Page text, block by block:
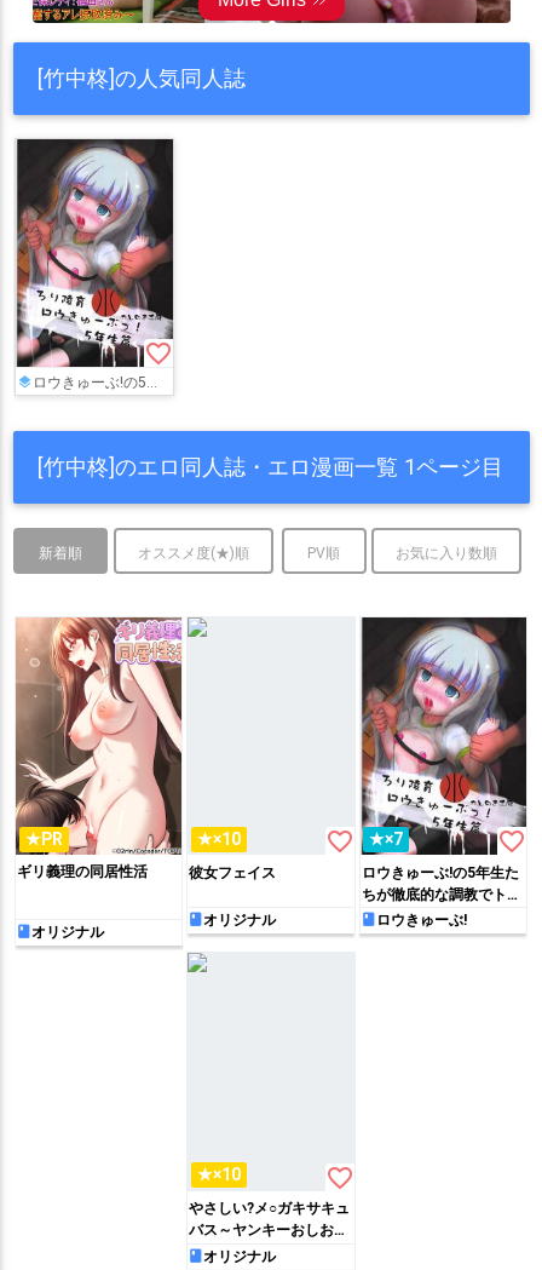
[竹中柊]の人気同人誌
favorite_border
ロウきゅーぶ!の5年生たちが徹底的な調教でトロ顔を隠せない。
[竹中柊]のエロ同人誌・エロ漫画一覧 1ページ目
新着順 オススメ度(★)順 PV順 お気に入り数順
★PR
ギリ義理の同居性活
オリジナル
★×10 favorite_border
彼女フェイス
オリジナル
★×7 favorite_border
ロウきゅーぶ!の5年生た
ちが徹底的な調教でトロ
顔を隠せない。
ロウきゅーぶ!
★×10 favorite_border
やさしい?メ○ガキサキュ
バス～ヤンキーおしおき
編～オリジナル